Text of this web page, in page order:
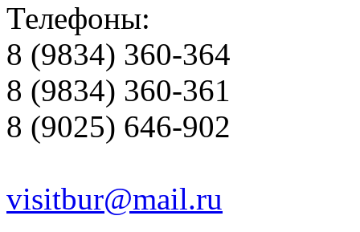
Телефоны:
8 (9834) 360-364
8 (9834) 360-361
8 (9025) 646-902
visitbur@mail.ru